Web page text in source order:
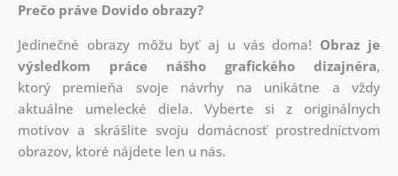
Prečo práve Dovido obrazy?
Jedinečné obrazy môžu byť aj u vás doma! Obraz je
výsledkom práce nášho grafického dizajnéra,
ktorý premieňa svoje návrhy na unikátne a vždy
aktuálne umelecké diela. Vyberte si z originálnych
motívov a skrášlite svoju domácnosť prostredníctvom
obrazov, ktoré nájdete len u nás.